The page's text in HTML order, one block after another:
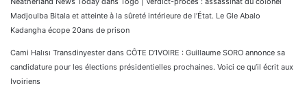
Madjoulba Bitala et atteinte à la sûreté intérieure de l’État. Le Gle Abalo
Kadangha écope 20ans de prison
Cami Halısı Transdinyester dans CÔTE D’IVOIRE : Guillaume SORO annonce sa
candidature pour les élections présidentielles prochaines. Voici ce qu’il écrit aux
Ivoiriens